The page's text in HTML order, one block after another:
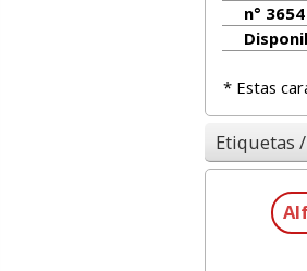
n°
* Estas
Etiquetas